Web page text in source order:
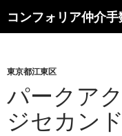
コンフォリア仲介
索
ン
へ
ス
キ
東京都江東区
パークア
ジセカン